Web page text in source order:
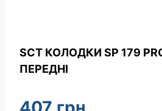
SCT КОЛОДКИ SP 179
ПЕРЕДНІ